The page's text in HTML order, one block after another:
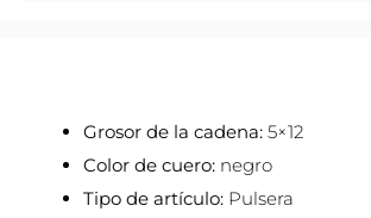
Grosor de la cadena: 5×12
Color de cuero: negro
Tipo de artículo: Pulsera